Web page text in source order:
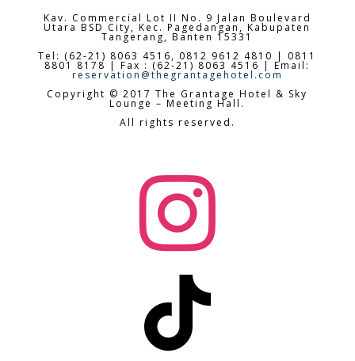
Kav. Commercial Lot II No. 9 Jalan Boulevard
Utara BSD City,Kec. Pagedangan, Kabupaten
Tangerang, Banten 15331
Tel: (62-21) 8063 4516, 0812 9612 4810 | 0811
8801 8178 | Fax : (62-21) 8063 4516 | Email:
reservation@thegrantagehotel.com
Copyright © 2017 The Grantage Hotel & Sky
Lounge – Meeting Hall.
All rights reserved.

